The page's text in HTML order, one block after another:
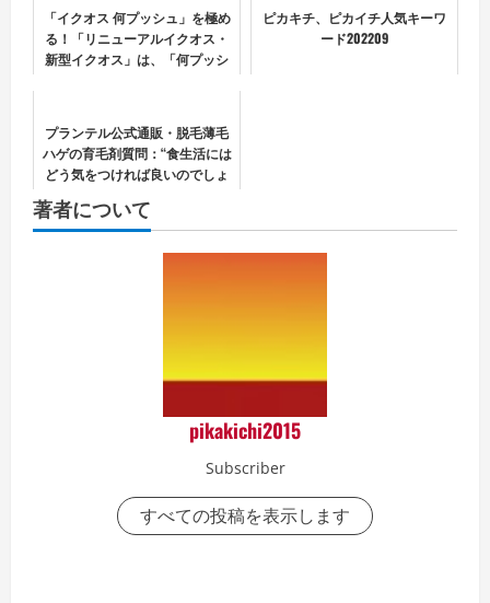
「イクオス 何プッシュ」を極め
る！「リニューアルイクオス・
新型イクオス」は、「何プッシ
ピカキチ、ピカイチ人気キーワ
ード202209
プランテル公式通販・脱毛薄毛
ハゲの育毛剤質問：“食生活には
どう気をつければ良いのでしょ
著者について
pikakichi2015
Subscriber
すべての投稿を表示します